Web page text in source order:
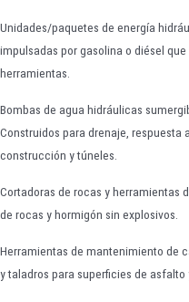
Unidades/paquetes de energía
impulsadas por gasolina o diésel
herramientas.
Bombas de agua hidráulicas
Construidos para drenaje, respuesta
construcción y túneles.
Cortadoras de rocas y herramientas
de rocas y hormigón sin explosivos.
Herramientas de mantenimiento de
y taladros para superficies de asfalto